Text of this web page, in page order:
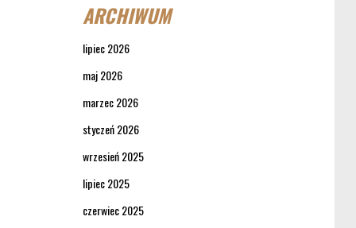
ARCHIWUM
lipiec 2026
maj 2026
marzec 2026
styczeń 2026
wrzesień 2025
lipiec 2025
czerwiec 2025